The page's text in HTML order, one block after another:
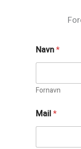
Navn*
Fornavn
a
i
B
Mail*